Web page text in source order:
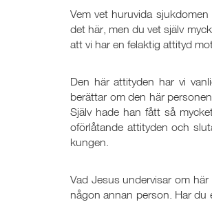
Vem vet huruvida
det här, men du vet själv
att vi har en felaktig attityd
Den här attityden har vi
berättar om den här
Själv hade han fått så
oförlåtande attityden och
kungen.
Vad Jesus undervisar om
någon annan person. Har